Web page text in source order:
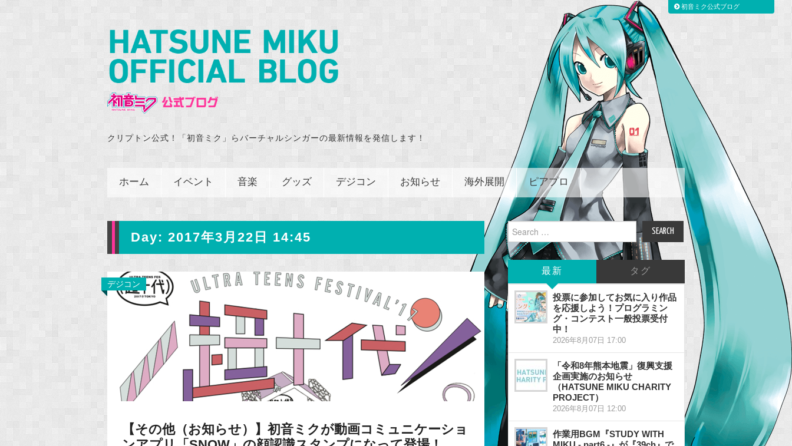
クリプトン公式！「初音ミク」らバーチャルシンガーの最新情報を発信します！
ホーム イベント 音楽 グッズ デジコン お知らせ 海外展開 ピアプロ
Day: 2017年3月22日 14:45
デジコン
【その他（お知らせ）】初音ミクが動画コミュニケーショ
Search
for:
最新 タグ
投票に参加してお気に入り作品
を応援しよう！プログラミン
グ・コンテスト一般投票受付
中！
2026年8月07日 17:00
「令和8年熊本地震」復興支援
企画実施のお知らせ
（HATSUNE MIKU CHARITY
PROJECT）
2026年8月07日 12:00
作業用BGM『STUDY WITH
初音ミク公式ブログ